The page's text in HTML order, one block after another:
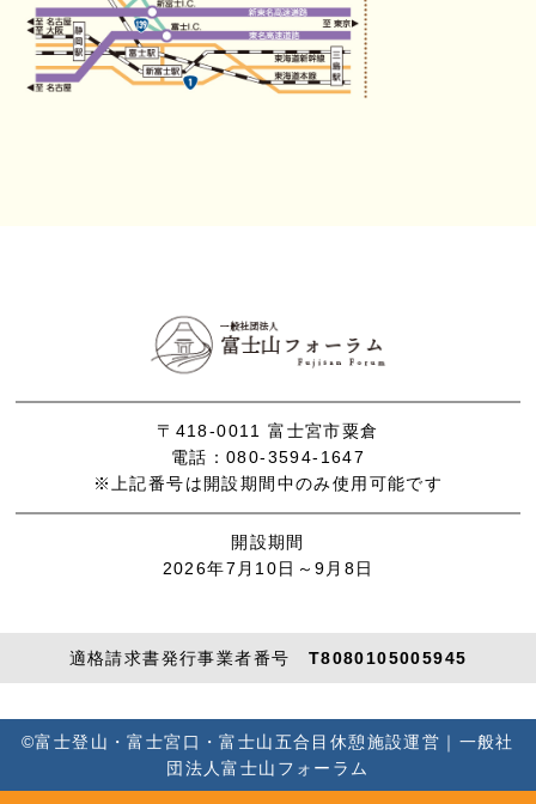
〒418-0011 富士宮市粟倉
電話：080-3594-1647
※上記番号は開設期間中のみ使用可能です
開設期間
2026年7月10日～9月8日
適格請求書発行事業者番号 T8080105005945
©富士登山・富士宮口・富士山五合目休憩施設運営｜一般社
団法人富士山フォーラム